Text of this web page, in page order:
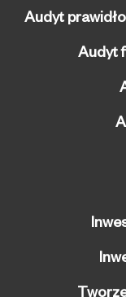
Audyt
Audyt